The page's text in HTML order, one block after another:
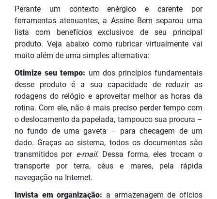
Perante um contexto enérgico e carente por
ferramentas atenuantes, a Assine Bem separou uma
lista com benefícios exclusivos de seu principal
produto. Veja abaixo como rubricar virtualmente vai
muito além de uma simples alternativa:
Otimize seu tempo: um dos princípios fundamentais
desse produto é a sua capacidade de reduzir as
rodagens do relógio e aproveitar melhor as horas da
rotina. Com ele, não é mais preciso perder tempo com
o deslocamento da papelada, tampouco sua procura –
no fundo de uma gaveta – para checagem de um
dado. Graças ao sistema, todos os documentos são
transmitidos por e-mail. Dessa forma, eles trocam o
transporte por terra, céus e mares, pela rápida
navegação na Internet.
Invista em organização: a armazenagem de ofícios